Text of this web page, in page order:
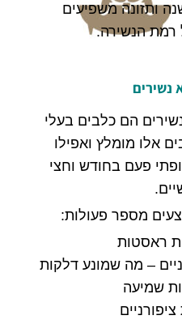
ותזונה משפיעים
רמת הנשירה.
נשירים
הם כלבים בעלי
אלו מומלץ ואפילו
פעם בחודש וחצי
.
מספר פעולות:
ראסטות
– מה שמונע דלקות
שמיעה
ציפורניים